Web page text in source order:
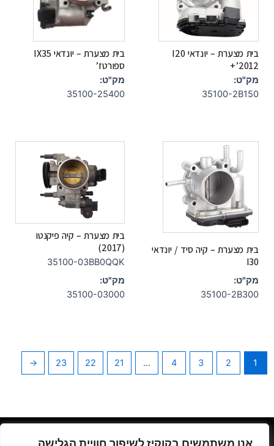
אנו משתמשים בקוקיז לשיפור חוויית הגלישה
בית מצערת – יונדאי I20
+’2012
מק"ט:
35100-2B150
בית מצערת – יונדאי IX35
ספורטז’
מק"ט:
35100-25400
בית מצערת – קיה סיד / יונדאי
I30
מק"ט:
35100-2B300
בית מצערת – קיה פיקנטו
(2017)
35100-03BB0QQK
מק"ט:
35100-03000
1
2
3
4
…
21
22
23
←